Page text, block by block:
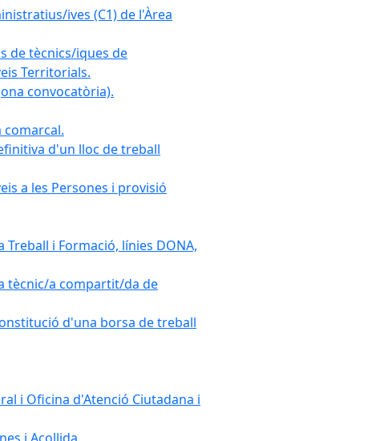
ives (C1) de l'Àrea
de tècnics/iques de
Territorials.
convocatòria).
comarcal.
d'un lloc de treball
a les Persones i provisió
i Formació, línies DONA,
tècnic/a compartit/da de
d'una borsa de treball
i Oficina d'Atenció Ciutadana i